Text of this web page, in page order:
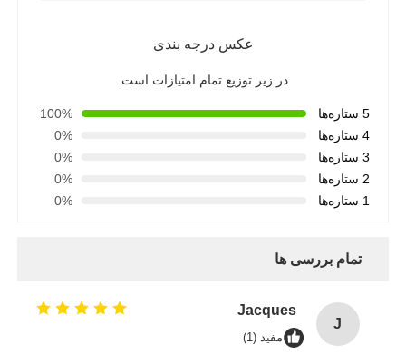
عکس درجه بندی
در زیر توزیع تمام امتیازات است.
5 ستاره‌ها
100%
4 ستاره‌ها
0%
3 ستاره‌ها
0%
2 ستاره‌ها
0%
1 ستاره‌ها
0%
تمام بررسی ها
J
Jacques
مفید (1)